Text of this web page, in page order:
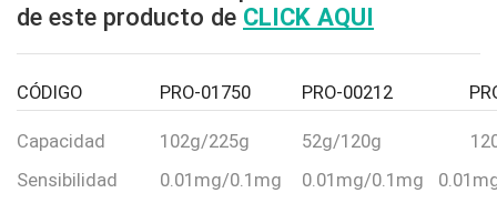
de este producto de CLICK AQUI
CÓDIGO PRO-01750 PRO-00212
Capacidad 102g/225g 52g/120g
Sensibilidad
0.01mg/0.1mg 0.01mg/0.1mg